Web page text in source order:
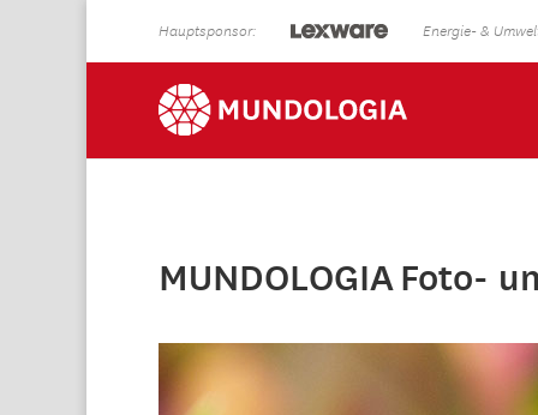
Hauptsponsor: Energie- &
MUNDOLOGIA Foto-